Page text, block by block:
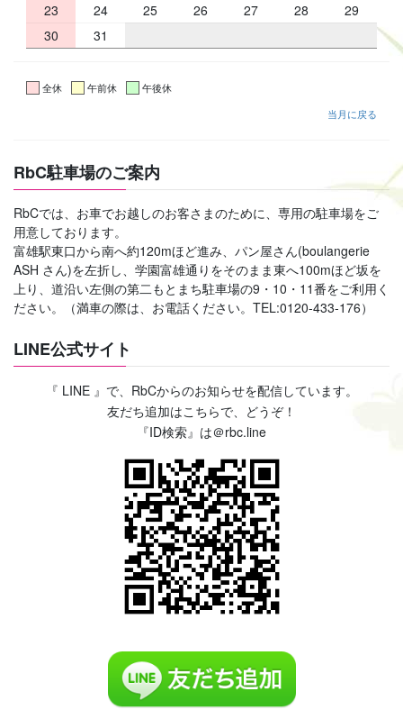
23
24 25 26 27 28
29
30
31
全休 午前休
午後休
当月に戻る
RbC駐車場のご案内
RbCでは、お車でお越しのお客さまのために、専用の駐車場をご
用意しております。
富雄駅東口から南へ約120mほど進み、パン屋さん(boulangerie
ASH さん)を左折し、学園富雄通りをそのまま東へ100mほど坂を
上り、道沿い左側の第二もとまち駐車場の9・10・11番をご利用く
ださい。（満車の際は、お電話ください。TEL:0120-433-176）
LINE公式サイト
『 LINE 』で、RbCからのお知らせを配信しています。
友だち追加はこちらで、どうぞ！
『ID検索』は＠rbc.line